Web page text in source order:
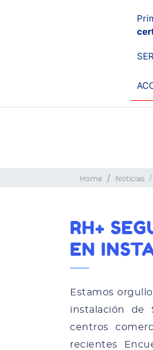
Home Noticias
RH+
EN
Estamos
instalación de
centros
recientes